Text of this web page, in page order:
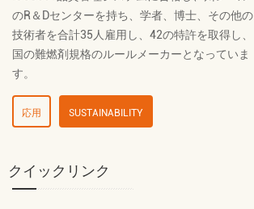
のR＆Dセンターを持ち、学者、博士、その他の
技術者を合計35人雇用し、42の特許を取得し、
国の難燃剤規格のルールメーカーとなっていま
す。
応用 SUSTAINABILITY
クイックリンク